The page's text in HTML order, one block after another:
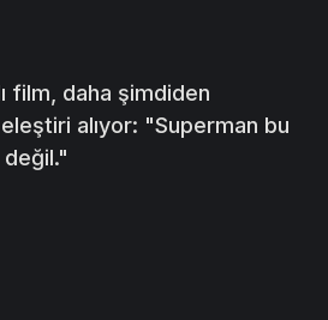
film, daha şimdiden
alıyor: "Superman bu
değil."